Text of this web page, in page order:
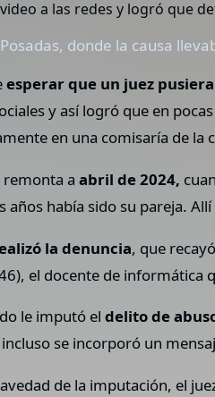
donde la causa
esperar que un juez
y así logró que en
en una comisaría de la
remonta aabril de 2024,
años había sido su pareja.
la denuncia, que
el docente de
le imputó eldelito de
se incorporó un
de la imputación, el